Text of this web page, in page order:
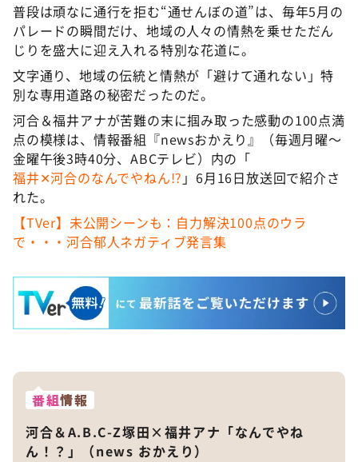
普段は頑なに通行を拒む“通せんぼの道”は、毎年5月の
パレードの瞬間だけ、地域の人々の情熱を乗せただん
じりを盛大に迎え入れる特別な花道に。
文字通り、地域の伝統と情熱が「避けて通れない」特
別な専用道路の秘密だったのだ。
河合＆福井アナが苦難の末に掴み取った感動の100点満
点の模様は、情報番組『newsおかえり』（毎週月曜～
金曜午後3時40分、ABCテレビ）内の「
福井✕河合のなんでやねん!? 」6月16日放送回で紹介さ
れた。
【TVer】未公開シーンも：自力解決100点のウラ
で・・・河合郁人ネガティブ発言集
番組情報
河合＆A.B.C-Z塚田×福井アナ「なんでやね
ん！？」（news おかえり）